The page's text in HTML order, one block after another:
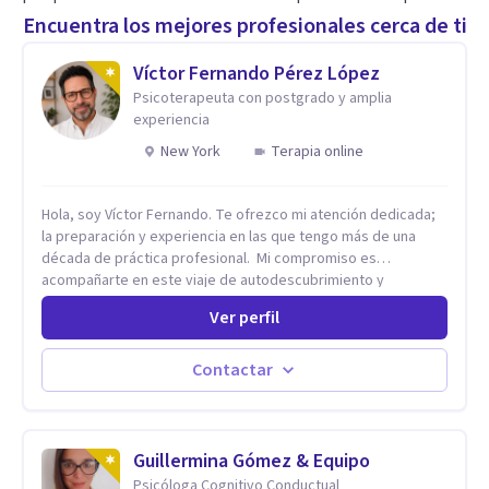
Encuentra los mejores profesionales cerca de ti
Víctor Fernando Pérez López
Psicoterapeuta con postgrado y amplia
experiencia
New York
Terapia online
Hola, soy Víctor Fernando. Te ofrezco mi atención dedicada;
la preparación y experiencia en las que tengo más de una
década de práctica profesional. Mi compromiso es
acompañarte en este viaje de autodescubrimiento y
crecimiento con soluciones eficaces. Juntos, abriremos
"ventanas de confianza" donde podrás expresarte sin miedo
a ser juzgada ni juzgado. Este proceso te permitirá
transformar el dolor en crecimiento, construir relaciones más
sanas y conscientes, y vivir una vida con mayor plenitud.
apoyo que necesitas para avanzar con fuerza y sintiéndote
mejor en tu presente.
Ver perfil
Contactar
Guillermina Gómez & Equipo